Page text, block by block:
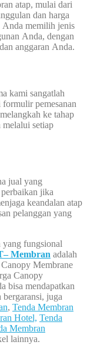
atap, mulai dari
dan harga
Anda memilih jenis
Anda, dengan
anggaran Anda.
kami sangatlah
pemesanan
ke tahap
setiap
jual yang
jika
keandalan atap
pelanggan yang
yang fungsional
Membran adalah
Membrane
Canopy
bisa mendapatkan
juga
, Tenda Membran
Hotel, Tenda
Membran
lainnya.